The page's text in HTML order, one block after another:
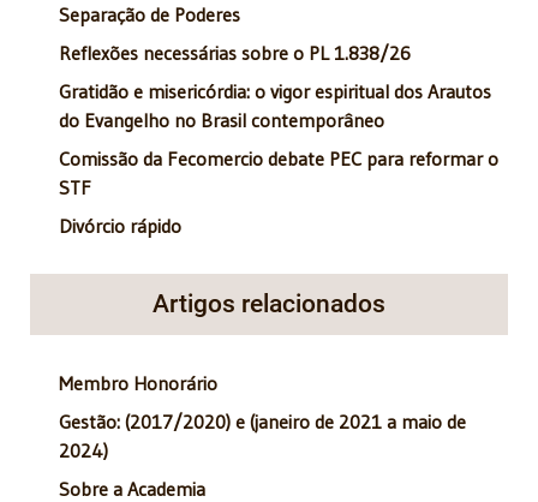
Separação de Poderes
Reflexões necessárias sobre o PL 1.838/26
Gratidão e misericórdia: o vigor espiritual dos Arautos
do Evangelho no Brasil contemporâneo
Comissão da Fecomercio debate PEC para reformar o
STF
Divórcio rápido
Artigos relacionados
Membro Honorário
Gestão: (2017/2020) e (janeiro de 2021 a maio de
2024)
Sobre a Academia